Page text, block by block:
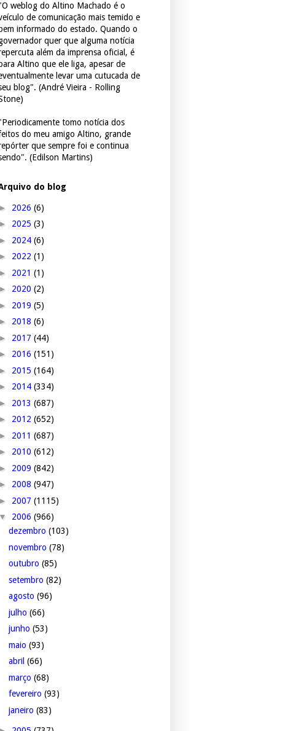
weblog do Altino Machado é o
de comunicação mais temido e
bem informado do estado. Quando o
quer que alguma notícia
além da imprensa oficial, é
Altino que ele liga, apesar de
levar uma cutucada de
blog". (André Vieira - Rolling
tomo notícia dos
do meu amigo Altino, grande
que sempre foi e continua
(Edilson Martins)
do blog
► 2026 (6)
► 2025 (3)
► 2024 (6)
► 2022 (1)
► 2021 (1)
► 2020 (2)
► 2019 (5)
► 2018 (6)
► 2017 (44)
► 2016 (151)
► 2015 (164)
► 2014 (334)
► 2013 (687)
► 2012 (652)
► 2011 (687)
► 2010 (612)
► 2009 (842)
► 2008 (947)
► 2007 (1115)
▼ 2006 (966)
dezembro (103)
novembro (78)
outubro (85)
setembro (82)
agosto (96)
julho (66)
junho (53)
maio (93)
abril (66)
março (68)
fevereiro (93)
janeiro (83)